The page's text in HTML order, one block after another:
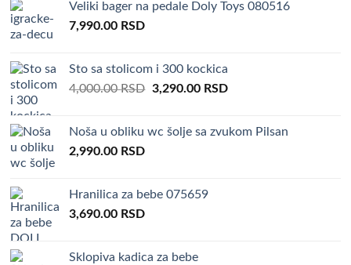
4,500.00 RSD.3,290.00 RSD.
Veliki bager na pedale Doly Toys 080516
7,990.00 RSD
Sto sa stolicom i 300 kockica
4,000.00RSD Original
4,000.00 RSD.
3,290.00 RSDCurrent
3,290.00 RSD.
Noša u obliku wc šolje sa zvukom Pilsan
2,990.00 RSD
Hranilica za bebe 075659
3,690.00 RSD
Sklopiva kadica za bebe